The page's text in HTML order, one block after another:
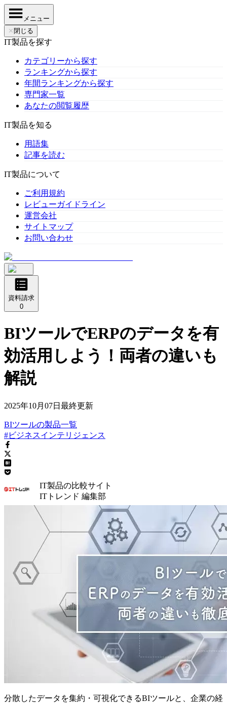
メニュー
✕ 閉じる
IT製品を探す
カテゴリーから探す
ランキングから探す
年間ランキングから探す
専門家一覧
あなたの閲覧履歴
IT製品を知る
用語集
記事を読む
IT製品について
ご利用規約
レビューガイドライン
運営会社
サイトマップ
お問い合わせ
資料請求
0
BIツールでERPのデータを有
効活用しよう！両者の違いも
解説
2025年10月07日 最終更新
BIツールの製品一覧
#ビジネスインテリジェンス
IT製品の比較サイト
ITトレンド 編集部
分散したデータを集約・可視化できるBIツールと、企業の経